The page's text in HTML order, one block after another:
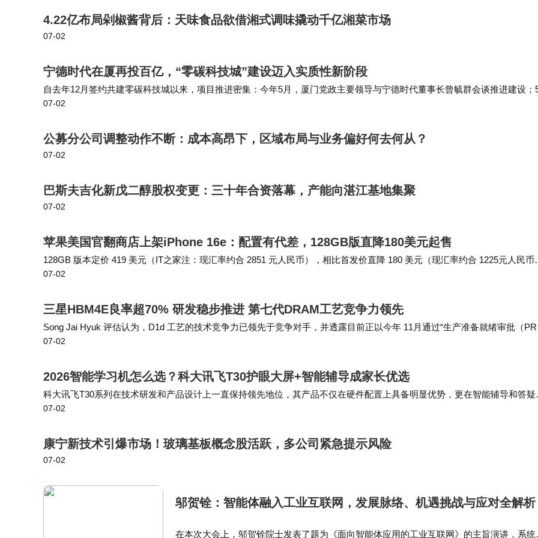
4.22亿布局剁椒酱背后：天味食品欲借湘式调味撬动千亿湘菜市场
07-02
宁德时代在厦再投百亿，“零碳科技城”建设迈入实质性新阶段
自去年12月签约共建零碳科技城以来，项目推进密集：今年5月，厦门党政主要领导与宁德时代董事长曾毓群会谈推进建设；
底，全球规模最大的储能检测实证平台在厦启动，总投资约30亿元；6月初，建发股份与宁德时代签…
07-02
公募分公司调整动作不断：成本高昂下，区域布局与业务偏好何去何从？
07-02
巴斯夫吉化新戊二醇股权变更：三十年合资落幕，产能向湛江基地集聚
07-02
苹果美国官翻商店上架iPhone 16e：配置有代差，128GB版直降180美元起售
128GB 版本定价 419 美元（IT之家注：现汇率约合 2851 元人民币），相比首发价直降 180 美元（现汇率约合 1225元人民币
翻新 iPhone 16e 虽然比苹果目前最入门的全新机型 …
07-02
三星HBM4E良率超70% 研发稳步推进 第七代DRAM工艺竞争力领先
Song Jai Hyuk 评估认为，D1d 工艺的技术竞争力已领先于竞争对手，并透露目前正以今年 11月通过“生产准备就绪审批（PR
A）”为目标加紧研发。随着 HBM4E 的研发成果与 D1d 工艺的逐步…
07-02
2026智能学习机怎么选？科大讯飞T30护眼大屏+智能辅导成家长优选
科大讯飞T30系列在技术研发和产品设计上一直保持领先地位，其产品不仅在硬件配置上具备明显优势，更在智能辅导和答疑
统上进行了深度优化，能够实时响应学生的学习需求。未来星智能教育机则在交互体验和创新功能上有独到…
07-02
康宁新技术引爆市场！玻璃基板概念股活跃，多公司紧急提示风险
07-02
邬贺铨：智能体融入工业互联网，发展脉络、机遇挑战与应对全解析
在本次大会上，邬贺铨院士发表了题为《面向智能体应用的工业互联网》的主旨演讲，系统